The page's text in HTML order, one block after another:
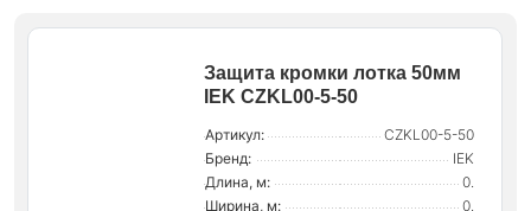
Защита кромки лотка 50мм
IEK CZKL00-5-50
Артикул:
CZKL00-5-50
Бренд:
IEK
Длина, м:
0.
Ширина, м:
0.